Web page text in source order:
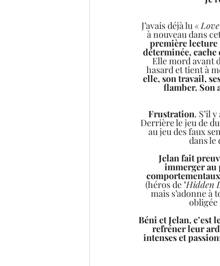
J’avais déjà lu «
à nouveau dans
première lecture
déterminée,
Elle mord avant
hasard et tient à
elle, son travail,
flamber. Son
Frustration. S’il
Derrière le jeu de
au jeu des faux
dans
Jelan fait
immerger au
(héros de "Hidden
mais s’adonne à
obligée
Béni et Jelan,
refréner leur
intenses et